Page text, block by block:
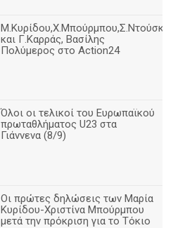
και Γ.Καρράς, Βασίλης
Πολύμερος στο Action24
Όλοι οι τελικοί του Ευρωπαϊκού
πρωταθλήματος U23 στα
Γιάννενα (8/9)
Οι πρώτες δηλώσεις των Μαρία
Κυρίδου-Χριστίνα Μπούρμπου
μετά την πρόκριση για το Τόκιο